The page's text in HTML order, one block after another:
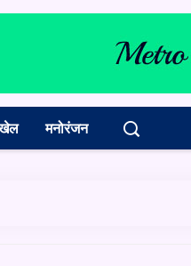
मनोरंजन